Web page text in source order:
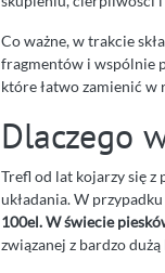
Co ważne, w trakcie
fragmentów i wspólnie
które łatwo zamienić w
Dlaczego
Trefl od lat kojarzy się z
układania. W
100el. W świecie
związanej z bardzo dużą